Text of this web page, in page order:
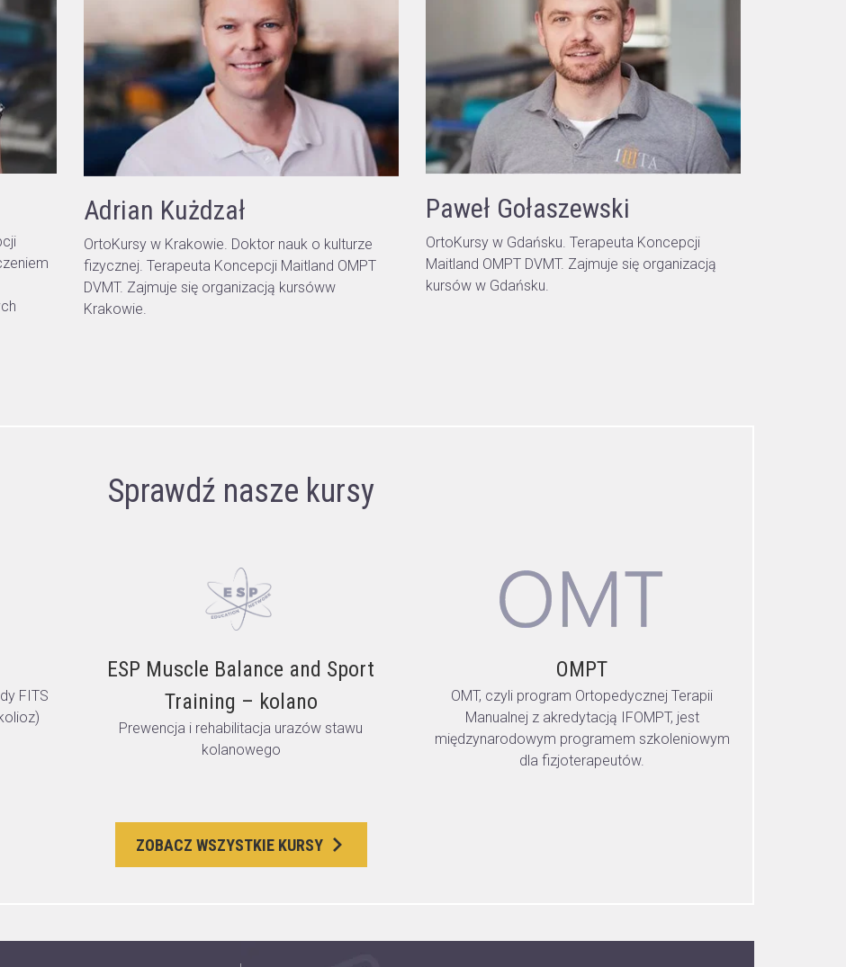
Adrian Kużdzał
OrtoKursy w Krakowie. Doktor nauk o kulturze
fizycznej. Terapeuta Koncepcji Maitland OMPT
DVMT. Zajmuje się organizacją kursóww
Krakowie.
Paweł Gołaszewski
OrtoKursy w Gdańsku. Terapeuta Koncepcji
Maitland OMPT DVMT. Zajmuje się organizacją
kursów w Gdańsku.
Sprawdź nasze kursy
FITS
ESP Muscle Balance and Sport
Training – kolano
Prewencja i rehabilitacja urazów stawu
kolanowego
OMPT
OMT, czyli program Ortopedycznej Terapii
Manualnej z akredytacją IFOMPT, jest
międzynarodowym programem szkoleniowym
dla fizjoterapeutów.
ZOBACZ WSZYSTKIE KURSY